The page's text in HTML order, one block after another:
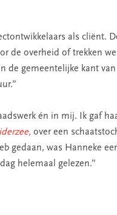
als cliënt.
de overheid of trekken
de gemeentelijke kant
én in mij. Ik gaf
over een
gedaan, was Hanneke
helemaal gelezen.”